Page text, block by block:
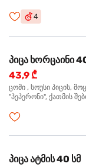
4
პიცა ხორცაინი
43,9 ₾
ცომი , სოუსი პიცის,
"პეპერონი", ქათმის
პიცა ატმის 40 სმ